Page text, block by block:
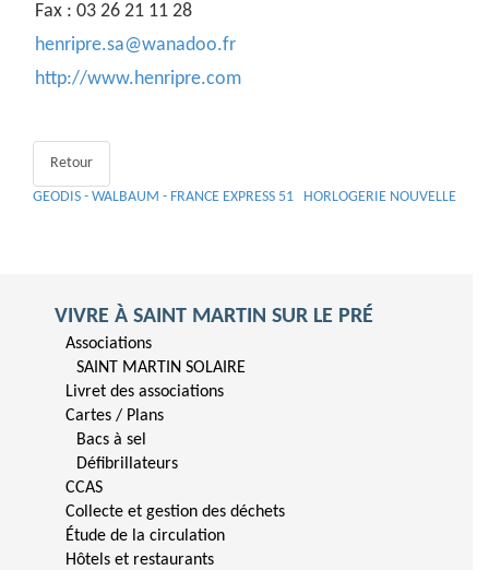
Fax : 03 26 21 11 28
henripre.sa@wanadoo.fr
http://www.henripre.com
Retour
GEODIS - WALBAUM - FRANCE EXPRESS 51 HORLOGERIE NOUVELLE
VIVRE À SAINT MARTIN SUR LE PRÉ
Associations
SAINT MARTIN SOLAIRE
Livret des associations
Cartes / Plans
Bacs à sel
Défibrillateurs
CCAS
Collecte et gestion des déchets
Étude de la circulation
Hôtels et restaurants